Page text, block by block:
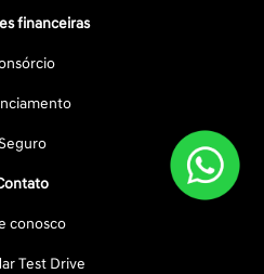
financeiras
conosco
Test Drive